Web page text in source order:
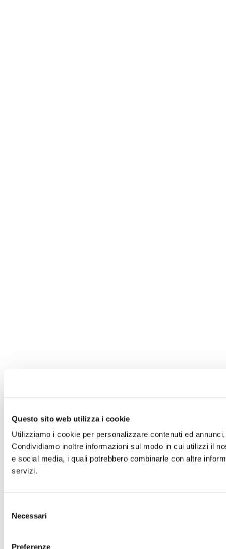
Questo sito web utilizza i cookie
Utilizziamo i cookie per personalizzare contenuti ed
Condividiamo inoltre informazioni sul modo in cui utilizzi il
e social media, i quali potrebbero combinarle con altre
servizi.
delNecessari
Preferenze